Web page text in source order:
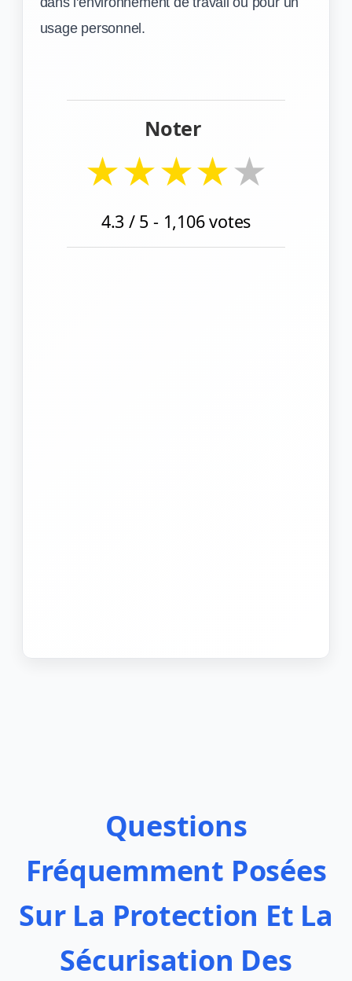
usage personnel.
Noter
★★★★★
4.3 / 5 - 1,106votes
Questions
Fréquemment Posées
Sur La Protection Et La
Sécurisation Des